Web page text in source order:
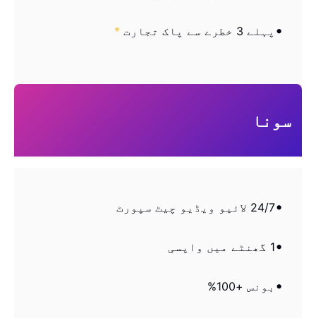
پہلے 3 خطرے سے پاک تجارت *
سونا
24/7 لائیو ویڈیو چیٹ سپورٹ
1 گھنٹے میں واپسی
بونس +100%